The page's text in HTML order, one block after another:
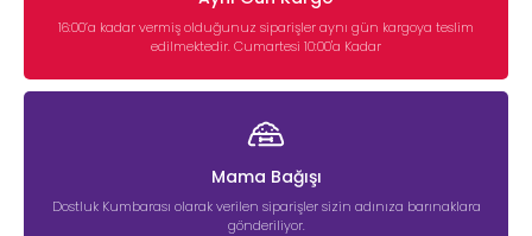
16:00’a kadar vermiş olduğunuz siparişler aynı gün kargoya teslim
edilmektedir. Cumartesi 10:00'a Kadar
Mama Bağışı
Dostluk Kumbarası olarak verilen siparişler sizin adınıza barınaklara
gönderiliyor.